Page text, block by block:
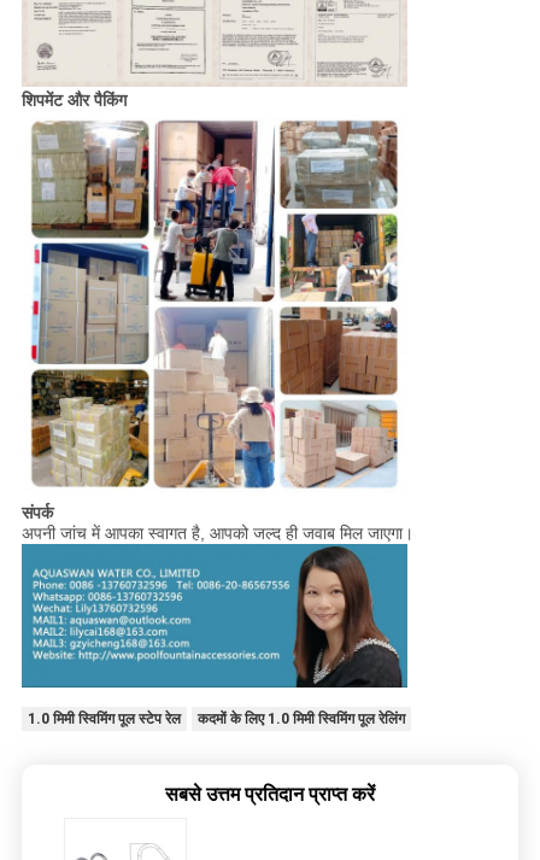
शिपमेंट और पैकिंग
संपर्क
अपनी जांच में आपका स्वागत है, आपको जल्द ही जवाब मिल जाएगा।
1.0 मिमी स्विमिंग पूल स्टेप रेल कदमों के लिए 1.0 मिमी स्विमिंग पूल रेलिंग
सबसे उत्तम प्रतिदान प्राप्त करें